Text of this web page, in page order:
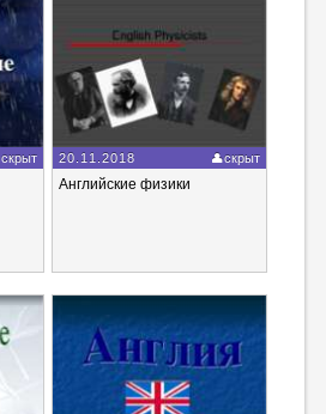
скрыт 20.11.2018 скрыт
Английские физики